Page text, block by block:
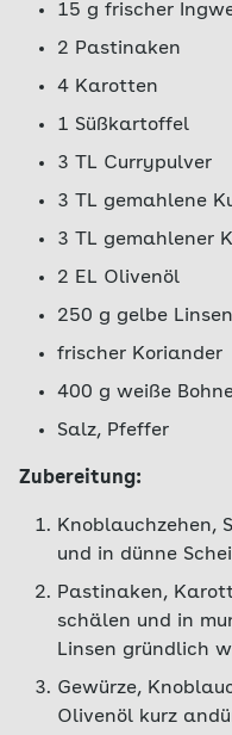
15 g frischer
2 Pastinaken
4 Karotten
1 Süßkartoffel
3 TL Currypulver
3 TL gemahlene
3 TL gemahlener
2 EL Olivenöl
250 g gelbe Linsen
frischer Koriander
400 g weiße
Salz, Pfeffer
Zubereitung:
Knoblauchzehen,
und in dünne
Pastinaken,
schälen und in
Linsen gründlich
Gewürze,
Olivenöl kurz